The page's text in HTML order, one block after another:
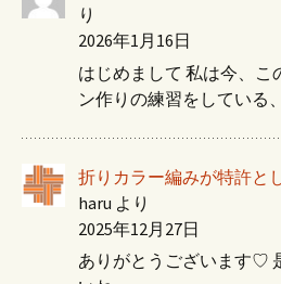
り
2026年1月16日
はじめまして 私は今、
ン作りの練習をしている
折りカラー編みが特許と
haru より
2025年12月27日
ありがとうございます♡